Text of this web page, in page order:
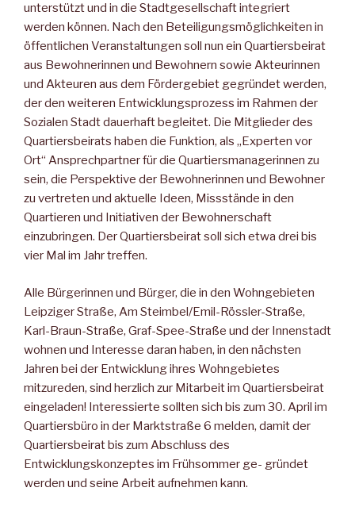
unterstützt und in die Stadtgesellschaft integriert
werden können. Nach den Beteiligungsmöglichkeiten in
öffentlichen Veranstaltungen soll nun ein Quartiersbeirat
aus Bewohnerinnen und Bewohnern sowie Akteurinnen
und Akteuren aus dem Fördergebiet gegründet werden,
der den weiteren Entwicklungsprozess im Rahmen der
Sozialen Stadt dauerhaft begleitet. Die Mitglieder des
Quartiersbeirats haben die Funktion, als „Experten vor
Ort“ Ansprechpartner für die Quartiersmanagerinnen zu
sein, die Perspektive der Bewohnerinnen und Bewohner
zu vertreten und aktuelle Ideen, Missstände in den
Quartieren und Initiativen der Bewohnerschaft
einzubringen. Der Quartiersbeirat soll sich etwa drei bis
vier Mal im Jahr treffen.
Alle Bürgerinnen und Bürger, die in den Wohngebieten
Leipziger Straße, Am Steimbel/Emil-Rössler-Straße,
Karl-Braun-Straße, Graf-Spee-Straße und der Innenstadt
wohnen und Interesse daran haben, in den nächsten
Jahren bei der Entwicklung ihres Wohngebietes
mitzureden, sind herzlich zur Mitarbeit im Quartiersbeirat
eingeladen! Interessierte sollten sich bis zum 30. April im
Quartiersbüro in der Marktstraße 6 melden, damit der
Quartiersbeirat bis zum Abschluss des
Entwicklungskonzeptes im Frühsommer ge- gründet
werden und seine Arbeit aufnehmen kann.